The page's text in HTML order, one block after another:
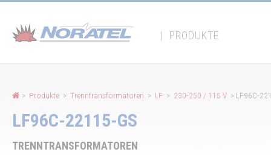
| PRODUKTE
> Produkte > Trenntransformatoren > LF > 230-250 / 115 V > LF96C-
LF96C-22115-GS
TRENNTRANSFORMATOREN
Cookie-Einstellungen